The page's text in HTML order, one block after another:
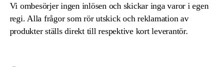
Vi ombesörjer ingen inlösen och skickar inga varor i egen
regi. Alla frågor som rör utskick och reklamation av
produkter ställs direkt till respektive kort leverantör.